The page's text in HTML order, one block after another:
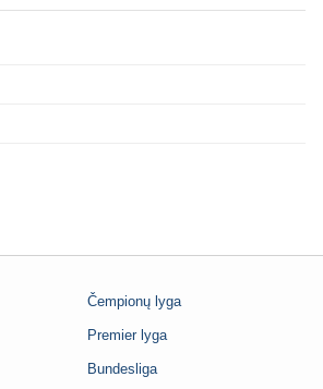
Čempionų lyga
Premier lyga
Bundesliga